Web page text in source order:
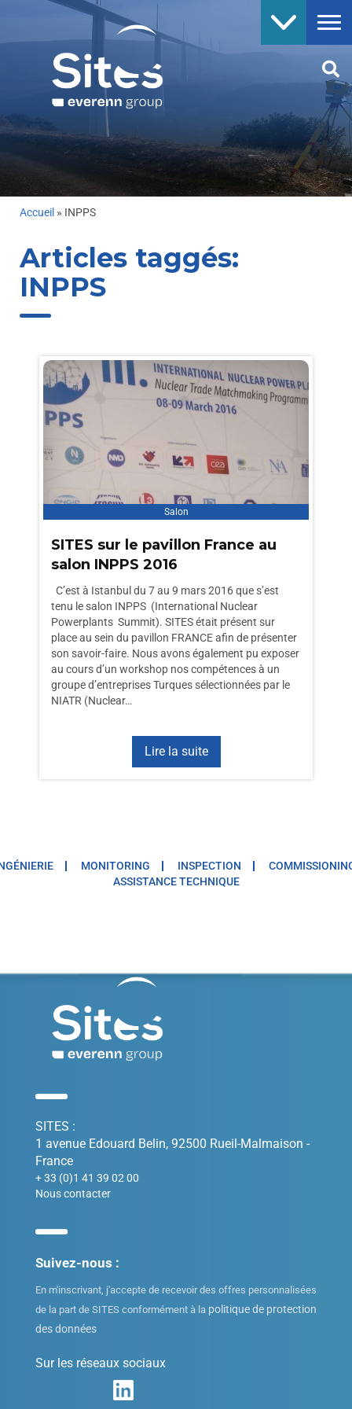
Accueil » INPPS
Articles taggés:
INPPS
Salon
SITES sur le pavillon France au
salon INPPS 2016
C’est à Istanbul du 7 au 9 mars 2016 que s’est
tenu le salon INPPS (International Nuclear
Powerplants Summit). SITES était présent sur
place au sein du pavillon FRANCE afin de présenter
son savoir-faire. Nous avons également pu exposer
au cours d’un workshop nos compétences à un
groupe d’entreprises Turques sélectionnées par le
NIATR (Nuclear…
Lire la suite
MONITORING INSPECTION
ASSISTANCE TECHNIQUE
SITES :
1 avenue Edouard Belin, 92500 Rueil-Malmaison -
France
+ 33 (0)1 41 39 02 00
Nous contacter
Suivez-nous :
En m'inscrivant, j'accepte de recevoir des offres personnalisées
de la part de SITES conformément à la politique de protection
des données
Sur les réseaux sociaux